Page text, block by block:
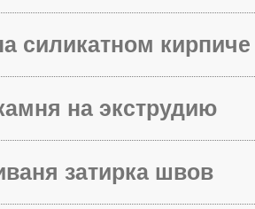
силикатном кирпиче
на экструдию
затирка швов